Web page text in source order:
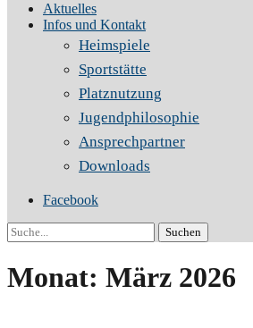
Aktuelles
Infos und Kontakt
Heimspiele
Sportstätte
Platznutzung
Jugendphilosophie
Ansprechpartner
Downloads
Facebook
Suche
Monat: März 2026